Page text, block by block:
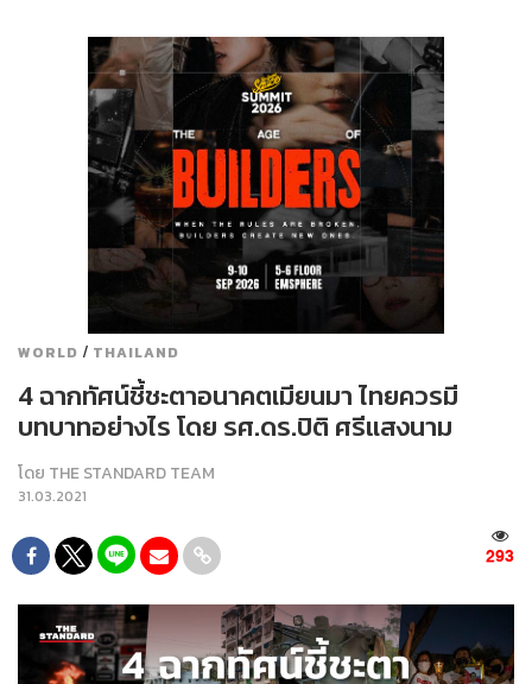
WORLD / THAILAND
4 ฉากทัศน์ชี้ชะตาอนาคตเมียนมา ไทยควรมี
บทบาทอย่างไร โดย รศ.ดร.ปิติ ศรีแสงนาม
โดย THE STANDARD TEAM
31.03.2021
293